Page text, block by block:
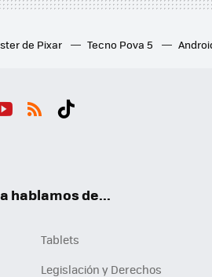
de Pixar Tecno Pova 5
hablamos de...
Tablets
Legislación y Derechos